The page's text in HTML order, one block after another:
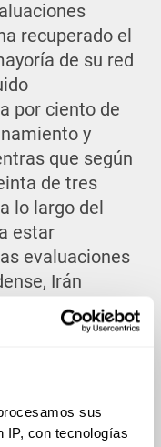
sus
IP, con tecnologías
recuperado el
de su red
por ciento de
y
que según
de tres
lo largo del
estar
evaluaciones
Irán
el setenta por
y lanzadores
el acceso a
la
de